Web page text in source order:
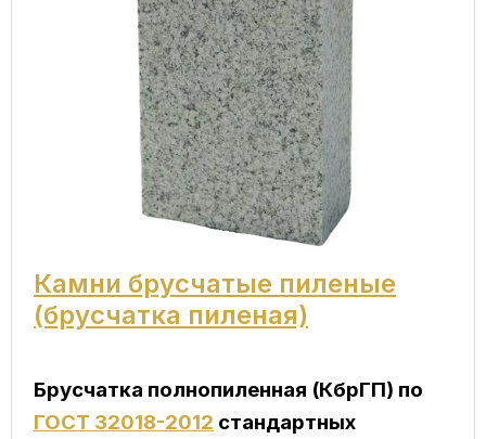
Камни брусчатые пиленые
(брусчатка пиленая)
Брусчатка полнопиленная (КбрГП) по
ГОСТ 32018-2012 стандартных